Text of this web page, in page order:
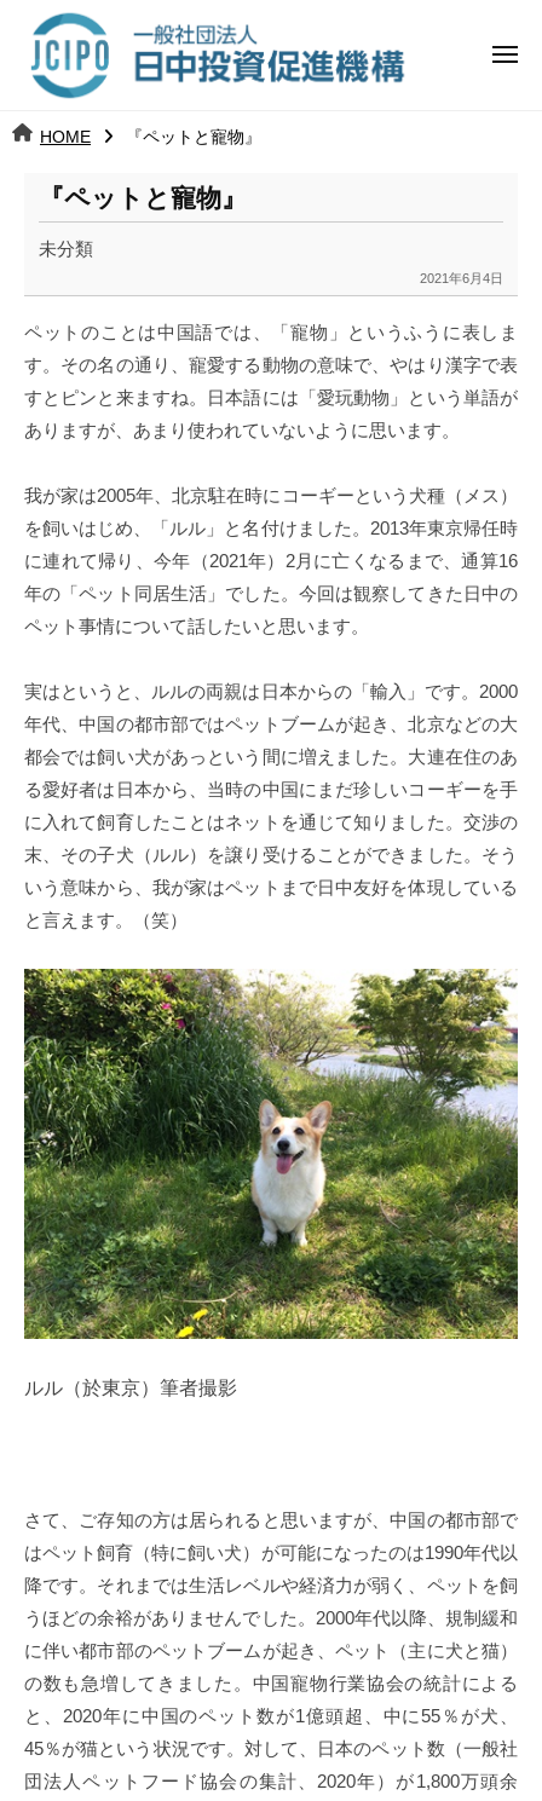
ツ 日
中
投
資
促
進
機
構
j
メ
HOME 『ペットと寵物』
『ペットと寵物』
未分類
2021年6月4日
k
a
n
a
m
ペットのことは中国語では、「寵物」というふうに表しま
す。その名の通り、寵愛する動物の意味で、やはり漢字で表
すとピンと来ますね。日本語には「愛玩動物」という単語が
ありますが、あまり使われていないように思います。
我が家は2005年、北京駐在時にコーギーという犬種（メス）
を飼いはじめ、「ルル」と名付けました。2013年東京帰任時
に連れて帰り、今年（2021年）2月に亡くなるまで、通算16
年の「ペット同居生活」でした。今回は観察してきた日中の
ペット事情について話したいと思います。
実はというと、ルルの両親は日本からの「輸入」です。2000
年代、中国の都市部ではペットブームが起き、北京などの大
都会では飼い犬があっという間に増えました。大連在住のあ
る愛好者は日本から、当時の中国にまだ珍しいコーギーを手
に入れて飼育したことはネットを通じて知りました。交渉の
末、その子犬（ルル）を譲り受けることができました。そう
いう意味から、我が家はペットまで日中友好を体現している
と言えます。（笑）
ルル（於東京） 筆者撮影
さて、ご存知の方は居られると思いますが、中国の都市部で
はペット飼育（特に飼い犬）が可能になったのは1990年代以
降です。それまでは生活レベルや経済力が弱く、ペットを飼
うほどの余裕がありませんでした。2000年代以降、規制緩和
に伴い都市部のペットブームが起き、ペット（主に犬と猫）
の数も急増してきました。中国寵物行業協会の統計による
と、2020年に中国のペット数が1億頭超、中に55％が犬、
45％が猫という状況です。対して、日本のペット数（一般社
団法人ペットフード協会の集計、2020年）が1,800万頭余
日
中
資
進
構